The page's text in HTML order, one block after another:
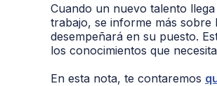
Cuando un nuevo talento
trabajo, se informe más sobre
desempeñará en su puesto.
los conocimientos que
En esta nota, te contaremos